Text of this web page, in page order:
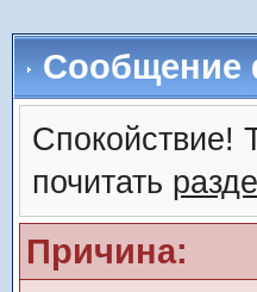
Сообщение
Спокойствие!
почитать
Причина: